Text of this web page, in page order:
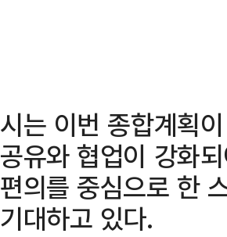
시는 이번 종합계획
공유와 협업이 강화
편의를 중심으로 한
기대하고 있다.